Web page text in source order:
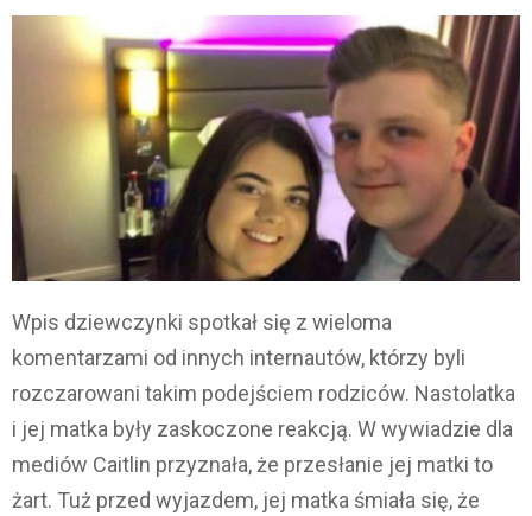
Wpis dziewczynki spotkał się z wieloma
komentarzami od innych internautów, którzy byli
rozczarowani takim podejściem rodziców. Nastolatka
i jej matka były zaskoczone reakcją. W wywiadzie dla
mediów Caitlin przyznała, że ​​przesłanie jej matki to
żart. Tuż przed wyjazdem, jej matka śmiała się, że